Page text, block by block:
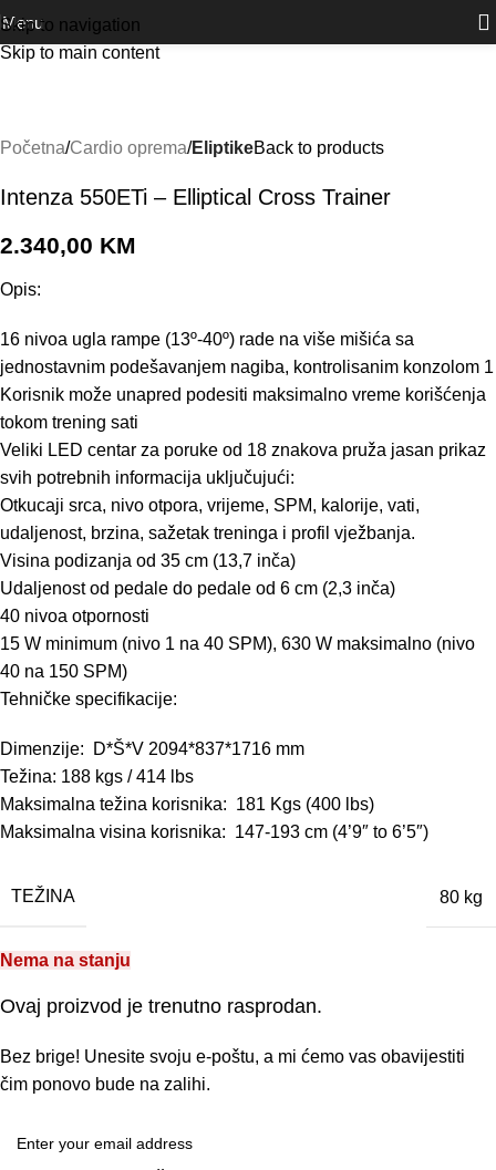
Skip to navigation
Skip to main content
Outlet
Menu
Početna Cardio oprema EliptikeBack to products
Intenza 550ETi – Elliptical Cross Trainer
2.340,00 KM
Opis:
16 nivoa ugla rampe (13º-40º) rade na više mišića sa
jednostavnim podešavanjem nagiba, kontrolisanim konzolom 1
Korisnik može unapred podesiti maksimalno vreme korišćenja
tokom trening sati
Veliki LED centar za poruke od 18 znakova pruža jasan prikaz
svih potrebnih informacija uključujući:
Otkucaji srca, nivo otpora, vrijeme, SPM, kalorije, vati,
udaljenost, brzina, sažetak treninga i profil vježbanja.
Visina podizanja od 35 cm (13,7 inča)
Udaljenost od pedale do pedale od 6 cm (2,3 inča)
40 nivoa otpornosti
15 W minimum (nivo 1 na 40 SPM), 630 W maksimalno (nivo
40 na 150 SPM)
Tehničke specifikacije:
Dimenzije: D*Š*V 2094*837*1716 mm
Težina: 188 kgs / 414 lbs
Maksimalna težina korisnika: 181 Kgs (400 lbs)
Maksimalna visina korisnika: 147-193 cm (4’9″ to 6’5″)
TEŽINA 80 kg
Nema na stanju
Ovaj proizvod je trenutno rasprodan.
Bez brige! Unesite svoju e-poštu, a mi ćemo vas obavijestiti
čim ponovo bude na zalihi.